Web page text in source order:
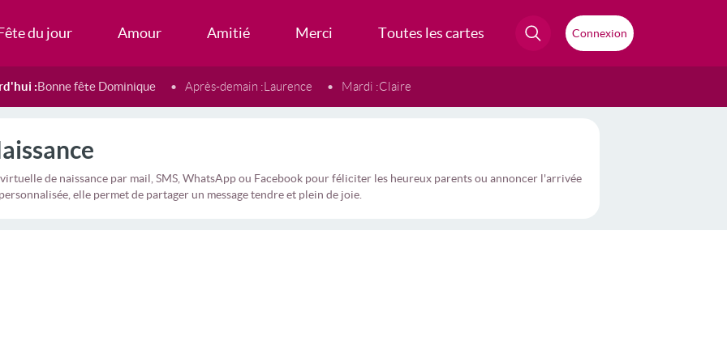
du jour Amour Amitié Merci Toutes les cartes Connexion
:Bonne fête Dominique Après-demain :Laurence Mardi :Claire
de naissance par mail, SMS, WhatsApp ou Facebook pour féliciter les heureux parents ou annoncer l'arrivée
elle permet de partager un message tendre et plein de joie.